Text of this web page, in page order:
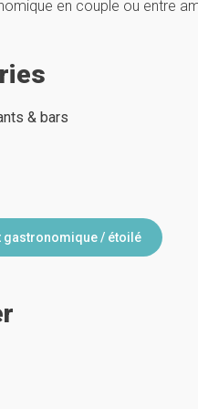
en couple ou entre
& bars
gastronomique / étoilé